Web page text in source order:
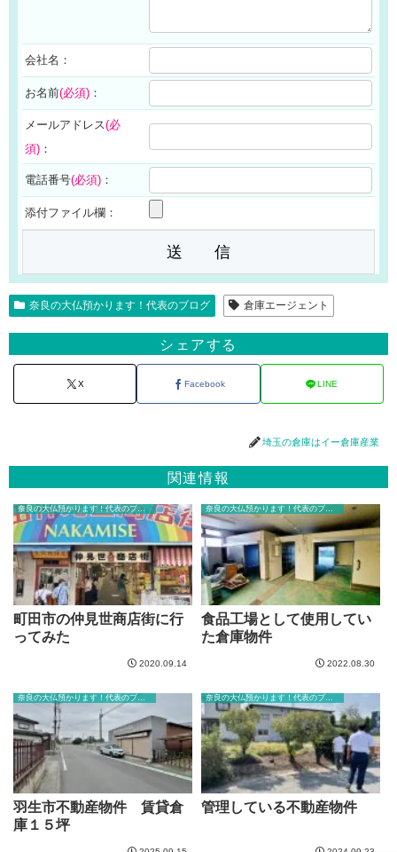
会社名：
お名前(必須) ：
メールアドレス(必
須) ：
電話番号(必須) ：
添付ファイル欄：
奈良の大仏預かります！代表のブログ 倉庫エージェント
シェアする
X Facebook LINE
埼玉の倉庫はイー倉庫産業
関連情報
奈良の大仏預かります！代表のブログ
町田市の仲見世商店街に行
ってみた
2020.09.14
奈良の大仏預かります！代表のブログ
食品工場として使用してい
た倉庫物件
2022.08.30
羽生市不動産物件 賃貸倉
庫１５坪
奈良の大仏預かります！代表のブログ
管理している不動産物件